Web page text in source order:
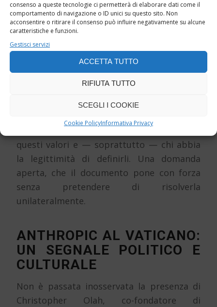
consenso a queste tecnologie ci permetterà di elaborare dati come il
comportamento di navigazione o ID unici su questo sito. Non
acconsentire o ritirare il consenso può influire negativamente su alcune
caratteristiche e funzioni.
Gestisci servizi
ACCETTA TUTTO
RIFIUTA TUTTO
SCEGLI I COOKIE
Cookie PolicyInformativa Privacy
DEFINISCE I “VALORI
MORALI” DELL’IA?
Un tema centrale dell’enciclica è quello
dell’allineamento dell’Intelligenza Artificiale
ai valori umani. Ma è proprio qui che
Coppola solleva una questione di fondo:
dire che l’IA debba essere addestrata
perché prima bisogna stabilire quali siano
questi valori e — soprattutto — chi abbia
la legittimità di definirli. Una domanda
aperta, che il documento pone con forza
senza pretendere di risolverla
unilateralmente.
ANTHROPIC AL VATICANO:
UN SEGNALE POLITICO E
CULTURALE
Non è passata inosservata la presenza di
Christopher Olah, co-fondatore di